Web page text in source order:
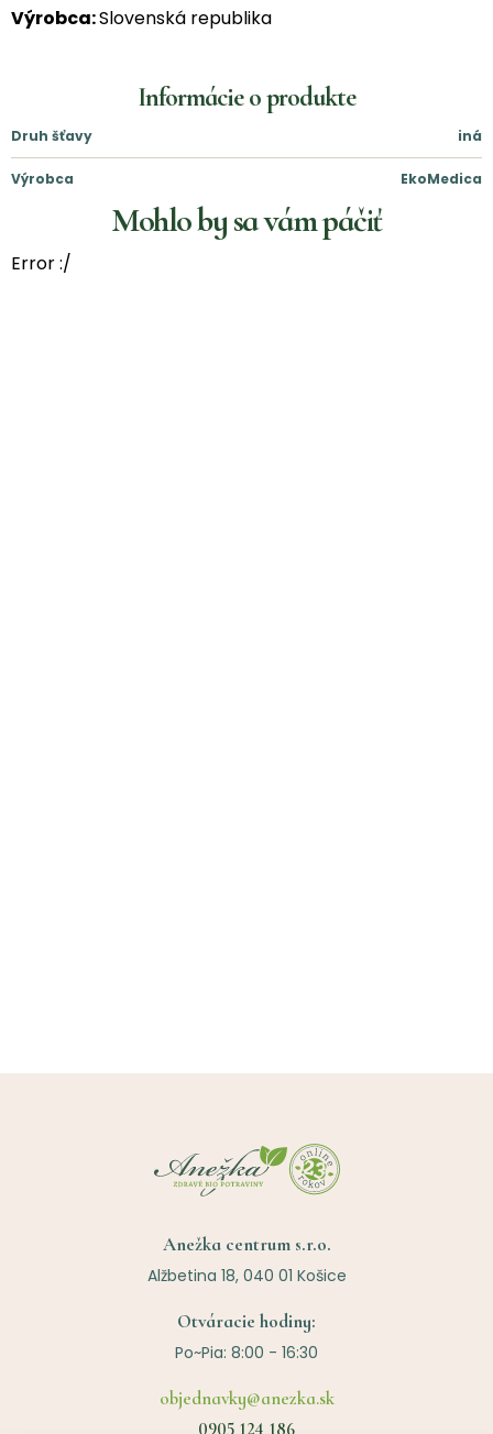
Výrobca:Slovenská republika
Informácie o produkte
Druh šťavy iná
Výrobca EkoMedica
Mohlo by sa vám páčiť
Error :/
Anežka centrum s.r.o.
Alžbetina 18, 040 01 Košice
Otváracie hodiny:
Po~Pia: 8:00 - 16:30
objednavky@anezka.sk
0905 124 186